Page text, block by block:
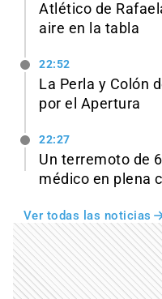
Atlético de
aire en la tabla
22:52
La Perla y Colón
por el Apertura
22:27
Un terremoto de
médico en plena
Ver todas las noticias